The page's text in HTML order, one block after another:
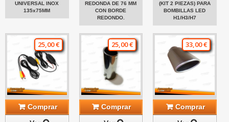
UNIVERSAL INOX
135x75MM
REDONDA DE 76 MM
CON BORDE
REDONDO.
(KIT 2 PIEZAS) PARA
BOMBILLAS LED
H1/H3/H7
25,00 €
Comprar
25,00 €
Comprar
33,00 €
Comprar